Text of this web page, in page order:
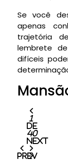
Se você
apenas
trajetória
lembrete
difíceis
Prev
1
De
40
Next